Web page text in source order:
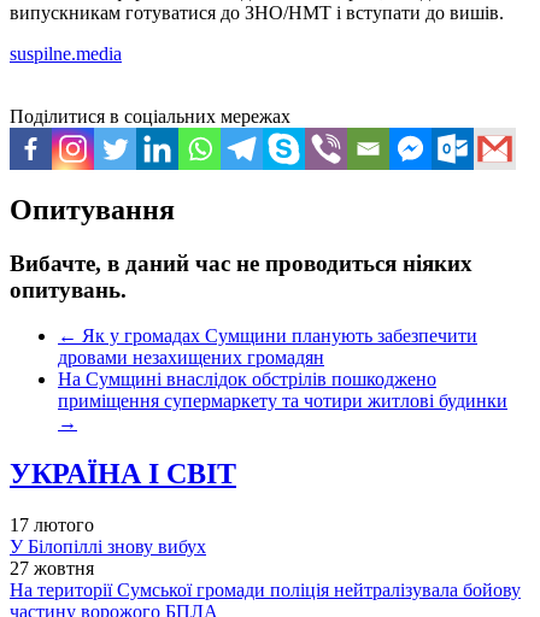
випускникам готуватися до ЗНО/НМТ і вступати до вишів.
suspilne.media
Поділитися в соціальних мережах
Опитування
Вибачте, в даний час не проводиться ніяких
опитувань.
← Як у громадах Сумщини планують забезпечити
дровами незахищених громадян
На Сумщині внаслідок обстрілів пошкоджено
приміщення супермаркету та чотири житлові будинки
→
УКРАЇНА І СВІТ
17 лютого
У Білопіллі знову вибух
27 жовтня
На території Сумської громади поліція нейтралізувала бойову
частину ворожого БПЛА